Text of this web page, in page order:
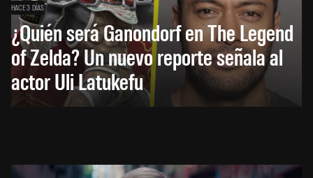
HACE 3 DÍAS
¿Quién será Ganondorf en The Legend
of Zelda? Un nuevo reporte señala al
actor Uli Latukefu